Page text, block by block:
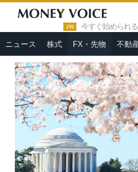
PR 今すぐ始められ
ニュース 株式 FX・先物 不動
HOME » FX・先物 »
中東不
統計でさらに動く？堅実で有効な